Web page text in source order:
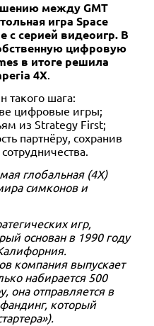
1-4 60-120 13+
Дюна: Империя
3 отзыва
5 990 ₽
между GMT
игра Space
с серией видеоигр. В
цифровую
в итоге решила
4X.
такого шага:
цифровые игры;
из Strategy First;
партнёру, сохранив
глобальная (4X)
симконов и
игр,
основан в 1990 году
компания выпускает
набирается 500
она отправляется в
который